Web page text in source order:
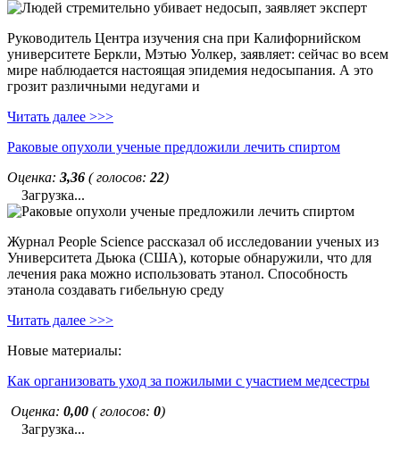
Руководитель Центра изучения сна при Калифорнийском
университете Беркли, Мэтью Уолкер, заявляет: сейчас во всем
мире наблюдается настоящая эпидемия недосыпания. А это
грозит различными недугами и
Читать далее >>>
Раковые опухоли ученые предложили лечить спиртом
Оценка: 3,36 ( голосов: 22)
Загрузка...
Журнал People Science рассказал об исследовании ученых из
Университета Дьюка (США), которые обнаружили, что для
лечения рака можно использовать этанол. Способность
этанола создавать гибельную среду
Читать далее >>>
Новые материалы:
Как организовать уход за пожилыми с участием медсестры
Оценка: 0,00 ( голосов: 0)
Загрузка...